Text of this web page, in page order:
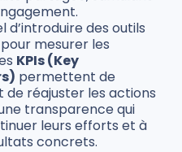
d’introduire des outils
mesurer les
KPIs (Key
permettent de
de réajuster les actions
transparence qui
leurs efforts et à
concrets.